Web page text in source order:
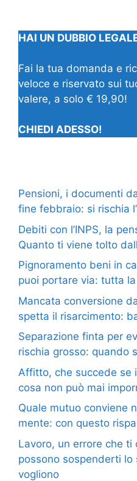
HAI UN DUBBIO
Fai la tua domanda e
veloce e riservato sui
valere, a solo € 19,90!
CHIEDI ADESSO!
Pensioni, i documenti
fine febbraio: si rischia
Debiti con l’INPS, la
Quanto ti viene tolto
Pignoramento beni in
puoi portare via: tutta
Mancata conversione
spetta il risarcimento:
Separazione finta per
rischia grosso: quando
Affitto, che succede se
cosa non può mai
Quale mutuo conviene
mente: con questo
Lavoro, un errore che ti
possono sospenderti
vogliono